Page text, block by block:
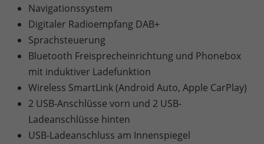
Navigationssystem
Digitaler Radioempfang DAB+
Sprachsteuerung
Bluetooth Freisprecheinrichtung und Phonebox
mit induktiver Ladefunktion
Wireless SmartLink (Android Auto, Apple CarPlay)
2 USB-Anschlüsse vorn und 2 USB-
Ladeanschlüsse hinten
USB-Ladeanschluss am Innenspiegel